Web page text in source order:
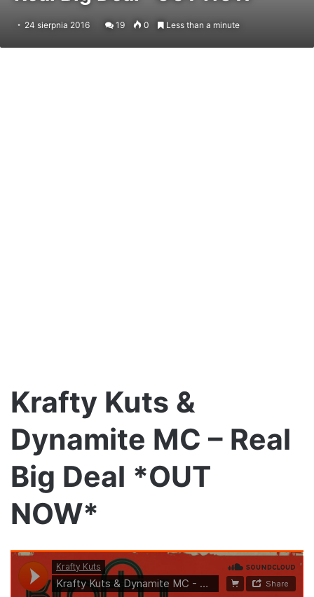
24 sierpnia 2016 19 0 Less than a minute
Krafty Kuts &
Dynamite MC – Real
Big Deal *OUT
NOW*